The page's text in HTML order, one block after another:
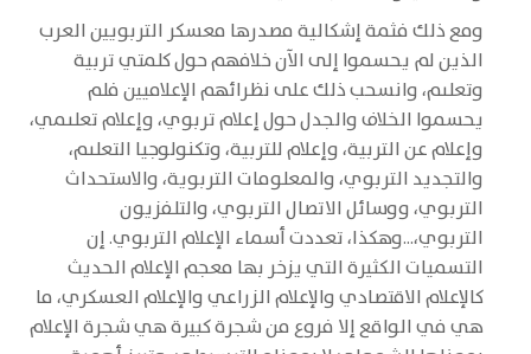
ومع ذلك فثمة إشكالية مصدرها معسكر التربويين العرب
الذين لم يحسموا إلى الآن خلافهم حول كلمتي تربية
وتعلىم، وانسحب ذلك على نظرائهم الإعلاميين فلم
يحسموا الخلاف والجدل حول إعلام تربوي، وإعلام تعلىمي،
وإعلام عن التربية، وإعلام للتربية، وتكنولوجيا التعلىم،
والتجديد التربوي، والمعلومات التربوية، والاستحداث
التربوي، ووسائل الاتصال التربوي، والتلفزيون
التربوي،...وهكذا، تعددت أسماء الإعلام التربوي. إن
التسميات الكثيرة التي يزخر بها معجم الإعلام الحديث
كالإعلام الاقتصادي والإعلام الزراعي والإعلام العسكري، ما
هي في الواقع إلا فروع من شجرة كبيرة هي شجرة الإعلام